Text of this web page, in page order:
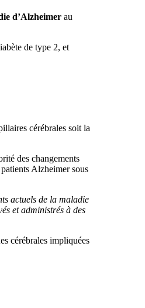
d’Alzheimer au
de type 2, et
cérébrales soit la
des changements
Alzheimer sous
actuels de la maladie
et administrés à des
cérébrales impliquées